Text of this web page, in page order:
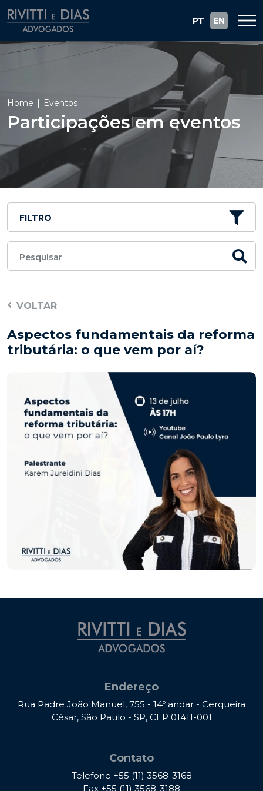
PT EN
Home Eventos
Participações em eventos
FILTRO
Pesquisar
VOLTAR
Aspectos fundamentais da reforma
tributária: o que vem por aí?
Endereço
Rua Padre João Manuel, 755 - 14º andar - Cerqueira
César, São Paulo - SP, CEP 01411-001
Contato
Telefone +55 (11) 3568-3168
Fax +55 (11) 3568-3188